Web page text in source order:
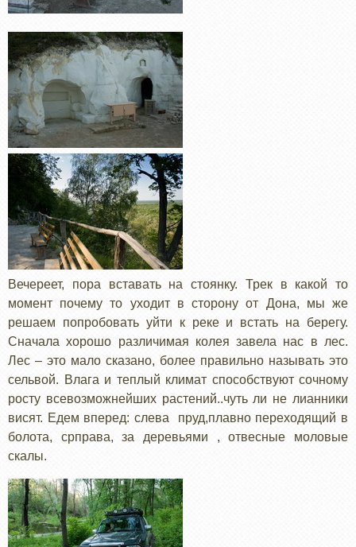
Вечереет, пора вставать на стоянку. Трек в какой то
момент почему то уходит в сторону от Дона, мы же
решаем попробовать уйти к реке и встать на берегу.
Сначала хорошо различимая колея завела нас в лес.
Лес – это мало сказано, более правильно называть это
сельвой. Влага и теплый климат способствуют сочному
росту всевозможнейших растений..чуть ли не лианники
висят. Едем вперед: слева пруд,плавно переходящий в
болота, срправа, за деревьями , отвесные моловые
скалы.